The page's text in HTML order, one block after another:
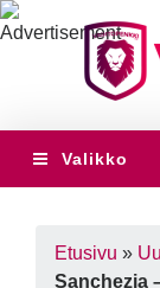
Valikko
Etusivu »
Sanchezia